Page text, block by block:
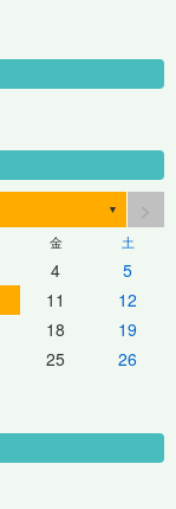
▼
金 土
4
5
11
12
18
19
25
26